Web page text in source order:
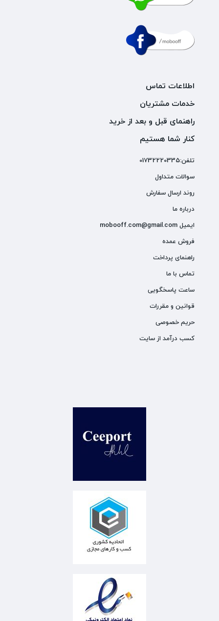
اطلاعات تماس
خدمات مشتریان
راهنمای قبل و بعد از خرید
کنار شما هستیم
تلفن:01732220335
سوالات متداول
روند ارسال سفارش
درباره ما
ایمیل mobooff.com@gmail.com
فروش عمده
راهنمای پرداخت
تماس با ما
ساعت پاسخگویی
قوانین و مقررات
حریم خصوصی
کسب درآمد از سایت